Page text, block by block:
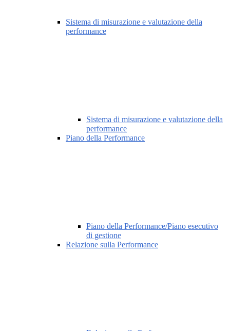
Sistema di misurazione e valutazione della
performance
Sistema di misurazione e valutazione della
performance
Piano della Performance
Piano della Performance/Piano esecutivo
di gestione
Relazione sulla Performance